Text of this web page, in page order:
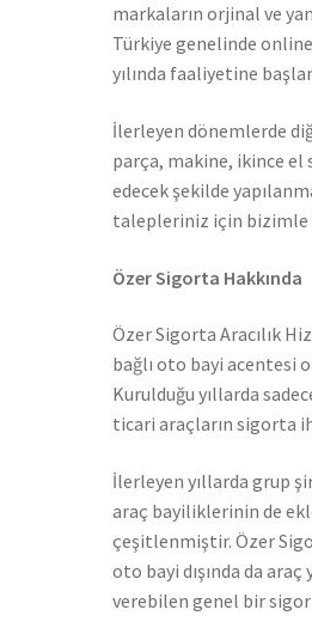
markaların orjinal ve
Türkiye genelinde online
yılında faaliyetine
İlerleyen dönemlerde
parça, makine, ikince el
edecek şekilde
talepleriniz için
Özer Sigorta Hakkında
Özer Sigorta Aracılık
bağlı oto bayi acentesi
Kurulduğu yıllarda
ticari araçların sigorta
İlerleyen yıllarda grup
araç bayiliklerinin de
çeşitlenmiştir. Özer
oto bayi dışında da
verebilen genel bir